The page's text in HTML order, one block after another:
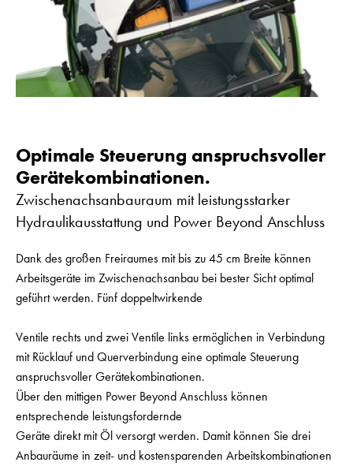
Optimale Steuerung anspruchsvoller
Gerätekombinationen.
Zwischenachsanbauraum mit leistungsstarker
Hydraulikausstattung und Power Beyond Anschluss
Dank des großen Freiraumes mit bis zu 45 cm Breite können
Arbeitsgeräte im Zwischenachsanbau bei bester Sicht optimal
geführt werden. Fünf doppeltwirkende
Ventile rechts und zwei Ventile links ermöglichen in Verbindung
mit Rücklauf und Querverbindung eine optimale Steuerung
anspruchsvoller Gerätekombinationen.
Über den mittigen Power Beyond Anschluss können
entsprechende leistungsfordernde
Geräte direkt mit Öl versorgt werden. Damit können Sie drei
Anbauräume in zeit- und kostensparenden Arbeitskombinationen